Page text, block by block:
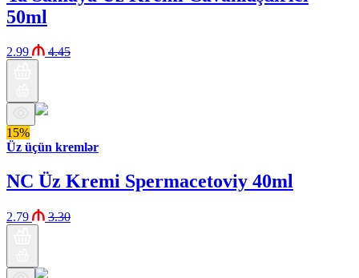
50ml
2.99 4.45
15%
Üz üçün kremlər
NC Üz Kremi Spermacetoviy 40ml
2.79 3.30